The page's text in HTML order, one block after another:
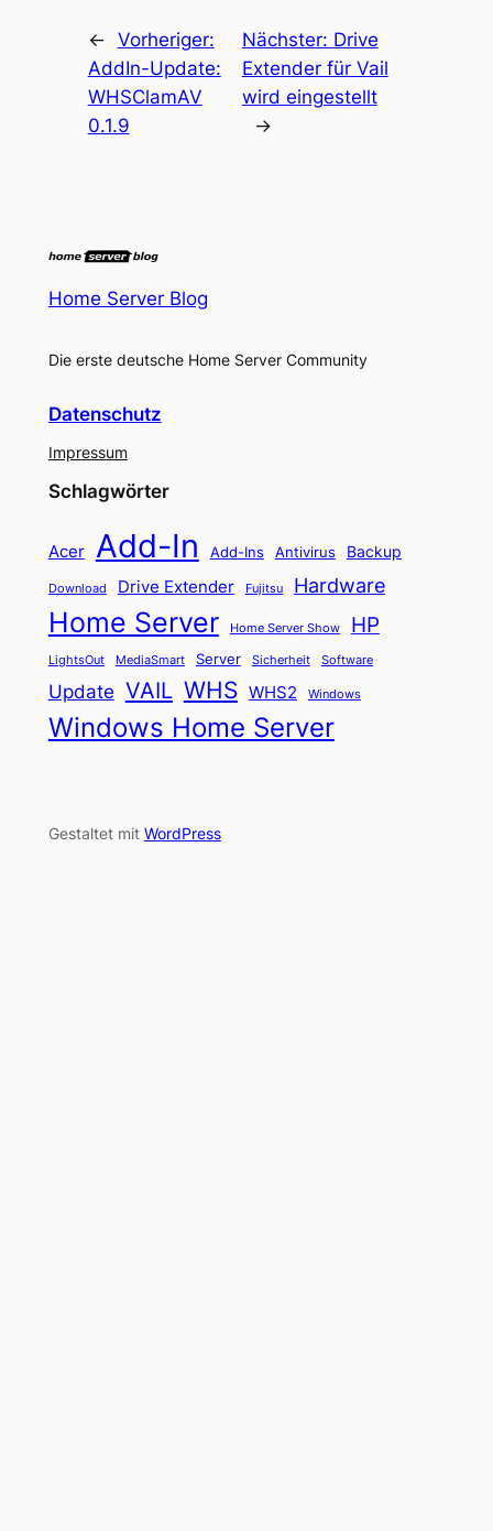
← Vorheriger:
AddIn-Update:
WHSClamAV
0.1.9
Nächster: Drive
Extender für Vail
wird eingestellt
→
Home Server Blog
Die erste deutsche Home Server Community
Datenschutz
Impressum
Schlagwörter
Acer Add-In Add-Ins Antivirus Backup
Download Drive Extender Fujitsu Hardware
Home Server Home Server Show HP
LightsOut MediaSmart Server Sicherheit Software
Update VAIL WHS WHS2 Windows
Windows Home Server
Gestaltet mit WordPress